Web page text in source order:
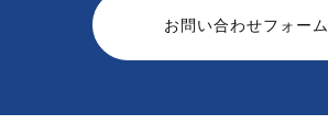
お問い合わせフォーム